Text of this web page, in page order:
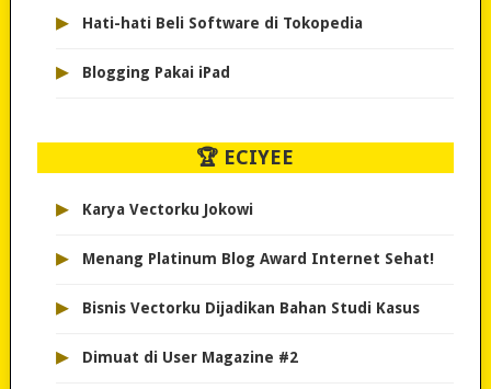
▸ Hati-hati Beli Software di Tokopedia
▸ Blogging Pakai iPad
🏆 ECIYEE
▸ Karya Vectorku Jokowi
▸ Menang Platinum Blog Award Internet Sehat!
▸ Bisnis Vectorku Dijadikan Bahan Studi Kasus
▸ Dimuat di User Magazine #2